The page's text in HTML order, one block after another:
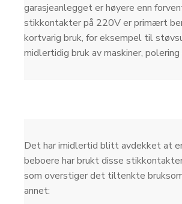
garasjeanlegget er høyere enn
stikkontakter på 220V er primært
kortvarig bruk, for eksempel til
midlertidig bruk av maskiner,
Det har imidlertid blitt avdekket at
beboere har brukt disse
som overstiger det tiltenkte
annet: